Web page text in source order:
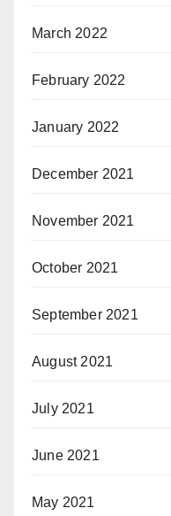
March 2022
February 2022
January 2022
December 2021
November 2021
October 2021
September 2021
August 2021
July 2021
June 2021
May 2021